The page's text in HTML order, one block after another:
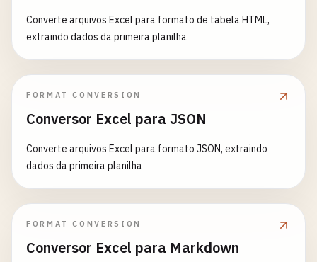
Converte arquivos Excel para formato de tabela HTML,
extraindo dados da primeira planilha
FORMAT CONVERSION
Conversor Excel para JSON
Converte arquivos Excel para formato JSON, extraindo
dados da primeira planilha
FORMAT CONVERSION
Conversor Excel para Markdown